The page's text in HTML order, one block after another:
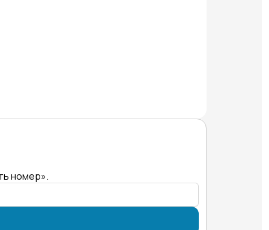
номер».